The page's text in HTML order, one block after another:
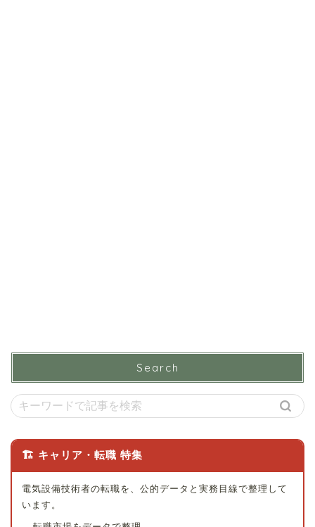
Search
🏗 キャリア・転職 特集
電気設備技術者の転職を、公的データと実務目線で整理して
います。